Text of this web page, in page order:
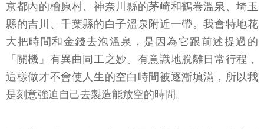
京都內的檜原村、神奈川縣的茅崎和鶴卷溫泉、埼玉
縣的吉川、千葉縣的白子溫泉附近一帶。我會特地花
大把時間和金錢去泡溫泉，是因為它跟前述提過的
「關機」有異曲同工之妙。有意識地脫離日常行程，
這樣做才不會使人生的空白時間被逐漸填滿，所以我
是刻意強迫自己去製造能放空的時間。